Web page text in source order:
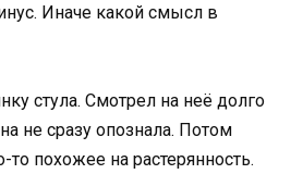
Иначе какой смысл в
стула. Смотрел на неё долго
не сразу опознала. Потом
то похожее на растерянность.